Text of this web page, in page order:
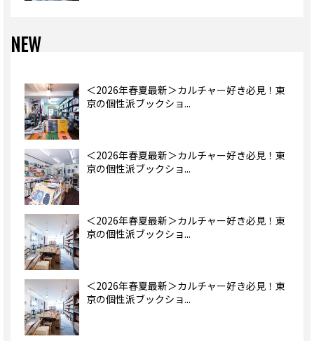
NEW
＜2026年春夏最新＞カルチャー好き必見！東
京の個性派ブックショ...
＜2026年春夏最新＞カルチャー好き必見！東
京の個性派ブックショ...
＜2026年春夏最新＞カルチャー好き必見！東
京の個性派ブックショ...
＜2026年春夏最新＞カルチャー好き必見！東
京の個性派ブックショ...